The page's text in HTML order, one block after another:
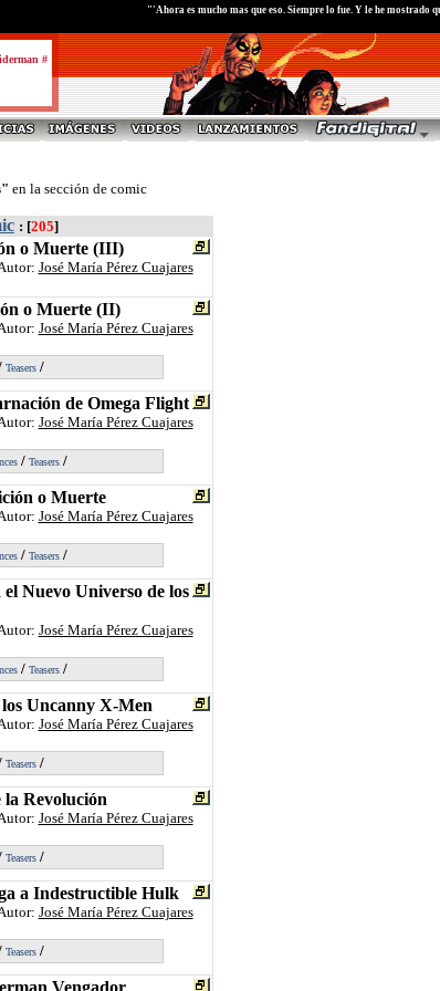
#
"'Ahora es mucho mas que eso. Siempre lo fue. Y le he mostrado
en la sección de comic
: [205]
o Muerte (III)
José María Pérez Cuajares
o Muerte (II)
José María Pérez Cuajares
Teasers/
de Omega Flight
José María Pérez Cuajares
/ Teasers/
o Muerte
José María Pérez Cuajares
/ Teasers/
Nuevo Universo de los
José María Pérez Cuajares
/ Teasers/
Uncanny X-Men
José María Pérez Cuajares
Teasers/
Revolución
José María Pérez Cuajares
Teasers/
a Indestructible Hulk
José María Pérez Cuajares
Teasers/
Vengador